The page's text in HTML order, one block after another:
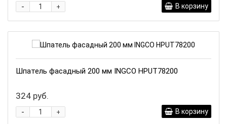
+
- В корзину
Шпатель фасадный 200 мм INGCO HPUT78200
324 руб.
+
- В корзину